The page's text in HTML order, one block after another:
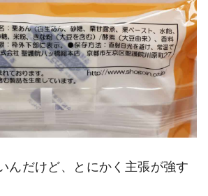
んだけど、とにかく主張が強す